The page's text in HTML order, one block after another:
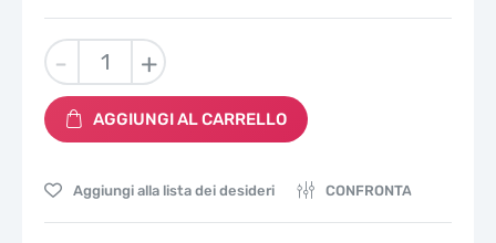
-
Profumo
de
toilette
donna
Light
blue
+
AGGIUNGI AL CARRELLO
Aggiungi alla lista dei desideri CONFRONTA